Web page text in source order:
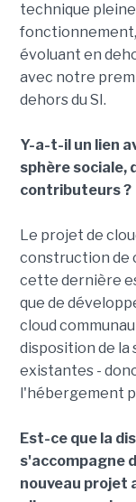
technique
fonctionnement,
évoluant en
avec notre
dehors du SI.
Y-a-t-il un lien
sphère sociale,
contributeurs ?
Le projet de
construction de
cette dernière
que de
cloud
disposition de la
existantes -
l'hébergement
Est-ce que la
s'accompagne
nouveau projet